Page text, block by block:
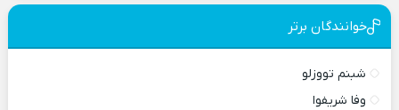
خوانندگان برتر
شبنم تووزلو
وفا شریفوا